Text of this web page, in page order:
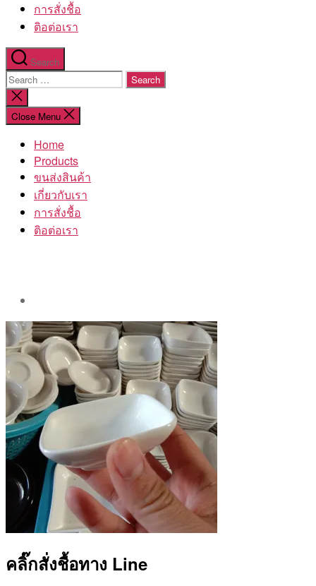
การสั่งชื้อ
ติอต่อเรา
Search
Search
for:
Close
search
Close Menu
Home
Products
ขนส่งสินค้า
เกี่ยวกับเรา
การสั่งชื้อ
ติอต่อเรา
By
Aea
คลิ๊กสั่งชื้อทาง Line